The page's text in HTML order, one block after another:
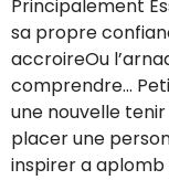
Principalement
sa propre
accroireOu
comprendre…
une nouvelle
placer une
inspirer a aplomb